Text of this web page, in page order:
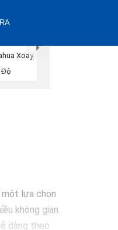
Xoay
Độ
một lựa chọn
không gian
dàng theo